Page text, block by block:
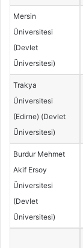
Mersin
Üniversitesi
(Devlet
Üniversitesi)
Trakya
Üniversitesi
(Edirne) (Devlet
Üniversitesi)
Burdur Mehmet
Akif Ersoy
Üniversitesi
(Devlet
Üniversitesi)